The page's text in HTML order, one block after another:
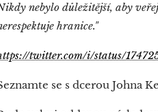
nebylo důležitější, aby
hranice."
twitter.com/i/status/
se s dcerou Johna